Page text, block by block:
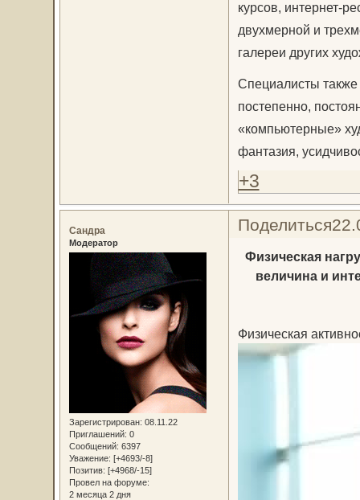
курсов, интернет-
двухмерной и
галереи других
Специалисты также
постепенно,
«компьютерные»
фантазия,
+3
Поделиться
Сандра
Модератор
Зарегистрирован: 08.11.22
Приглашений: 0
Сообщений: 6397
Уважение: [+4693/-8]
Позитив: [+4968/-15]
Провел на форуме:
2 месяца 2 дня
Физическая
величина и
Физическая